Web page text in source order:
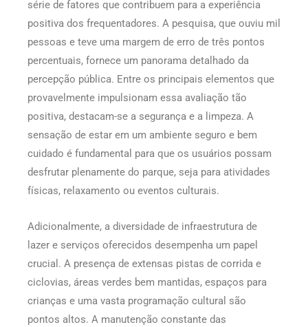
série de fatores que contribuem para a experiência
positiva dos frequentadores. A pesquisa, que ouviu mil
pessoas e teve uma margem de erro de três pontos
percentuais, fornece um panorama detalhado da
percepção pública. Entre os principais elementos que
provavelmente impulsionam essa avaliação tão
positiva, destacam-se a segurança e a limpeza. A
sensação de estar em um ambiente seguro e bem
cuidado é fundamental para que os usuários possam
desfrutar plenamente do parque, seja para atividades
físicas, relaxamento ou eventos culturais.
Adicionalmente, a diversidade de infraestrutura de
lazer e serviços oferecidos desempenha um papel
crucial. A presença de extensas pistas de corrida e
ciclovias, áreas verdes bem mantidas, espaços para
crianças e uma vasta programação cultural são
pontos altos. A manutenção constante das